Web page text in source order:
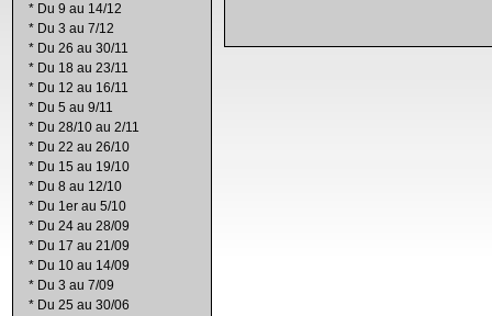
* Du 9 au 14/12
* Du 3 au 7/12
* Du 26 au 30/11
* Du 18 au 23/11
* Du 12 au 16/11
* Du 5 au 9/11
* Du 28/10 au 2/11
* Du 22 au 26/10
* Du 15 au 19/10
* Du 8 au 12/10
* Du 1er au 5/10
* Du 24 au 28/09
* Du 17 au 21/09
* Du 10 au 14/09
* Du 3 au 7/09
* Du 25 au 30/06